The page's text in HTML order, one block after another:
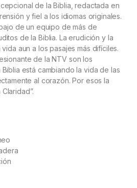
de la Biblia, redactada en
y fiel a los idiomas originales.
de un equipo de más de
de la Biblia. La erudición y la
aun a los pasajes más difíciles.
de la NTV son los
está cambiando la vida de las
al corazón. Por esos la